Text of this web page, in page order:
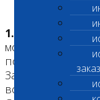
1.2.
момент
порядке без
Заказчика.
вступает в силу